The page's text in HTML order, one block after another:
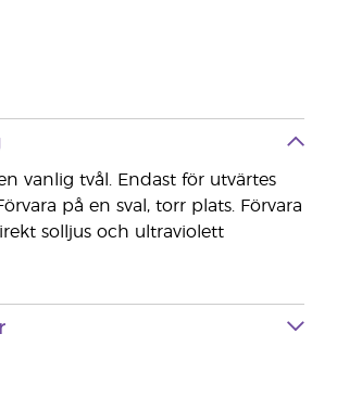
vanlig tvål. Endast för utvärtes
på en sval, torr plats. Förvara
solljus och ultraviolett